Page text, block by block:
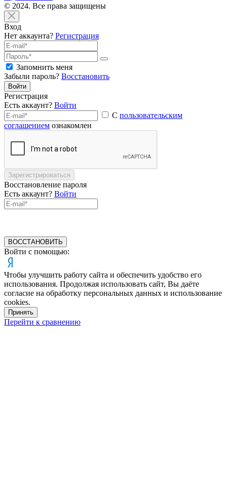
© 2024. Все права защищены
Вход
Нет аккаунта? Регистрация
Запомнить меня
Забыли пароль? Восстановить
Войти
Регистрация
Есть аккаунт? Войти
С пользовательским
соглашением ознакомлен
Зарегистрироваться
Восстановление пароля
Есть аккаунт? Войти
ВОССТАНОВИТЬ
Войти с помощью:
Чтобы улучшить работу сайта и обеспечить удобство его
использования. Продолжая использовать сайт, Вы даёте
согласие на обработку персональных данных и использование
cookies.
Принять
Перейти к сравнению